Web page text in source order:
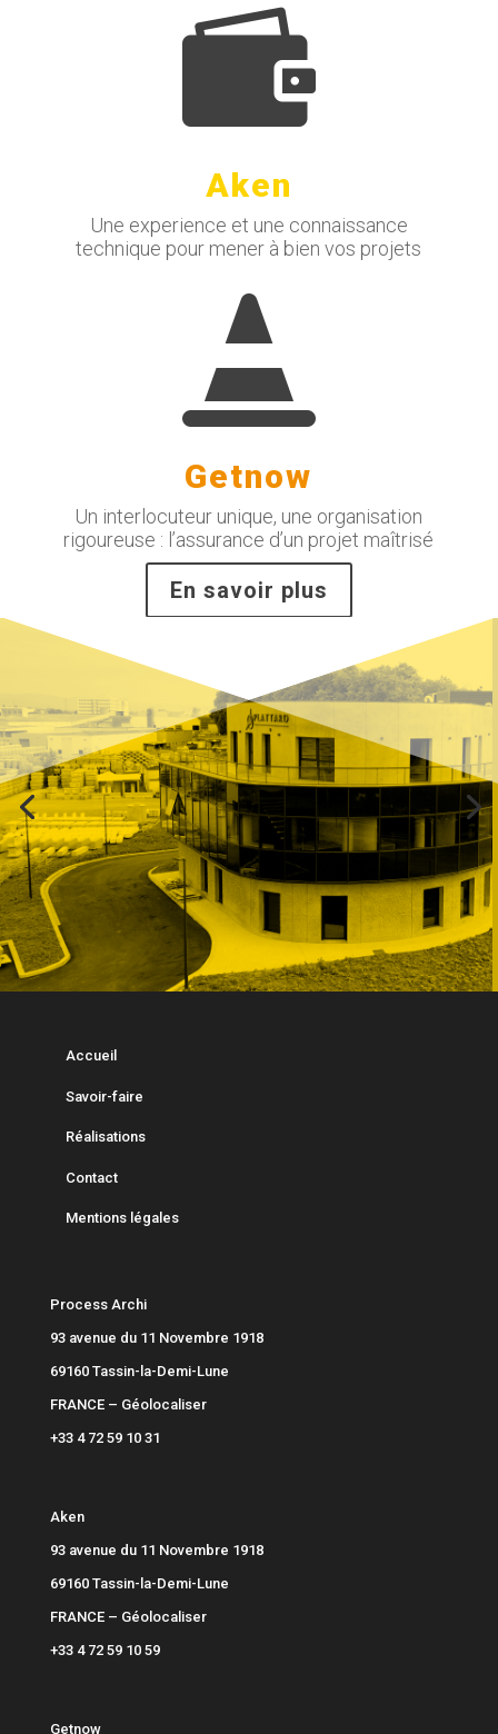

Aken
Une experience et une connaissance
technique pour mener à bien vos projets

Getnow
Un interlocuteur unique, une organisation
rigoureuse : l’assurance d’un projet maîtrisé
En savoir plus
Accueil
Savoir-faire
Réalisations
Contact
Mentions légales
Process Archi
93 avenue du 11 Novembre 1918
69160 Tassin-la-Demi-Lune
FRANCE – Géolocaliser
+33 4 72 59 10 31
Aken
93 avenue du 11 Novembre 1918
69160 Tassin-la-Demi-Lune
FRANCE – Géolocaliser
+33 4 72 59 10 59
Getnow